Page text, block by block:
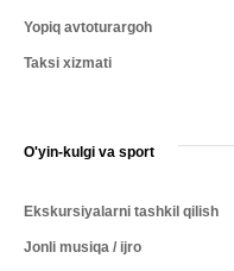
Yopiq avtoturargoh
Taksi xizmati
O'yin-kulgi va sport
Ekskursiyalarni tashkil qilish
Jonli musiqa / ijro